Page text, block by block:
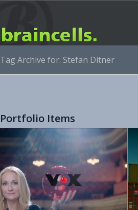
Tag Archive for: Stefan Ditner
Portfolio Items